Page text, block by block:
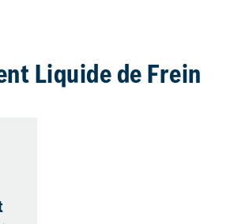
Liquide de Frein